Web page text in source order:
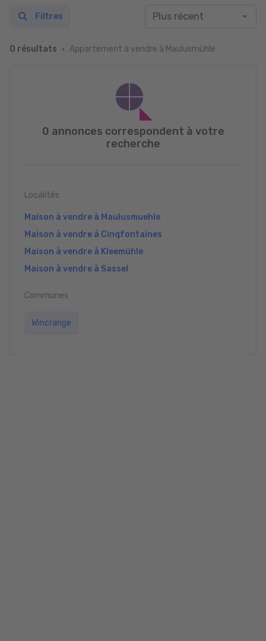
0 résultats Appartement à vendre à Maulusmühle
Filtres
0 annonces correspondent à votre
recherche
Localités
Maison à vendre à Maulusmuehle
Maison à vendre à Cinqfontaines
Maison à vendre à Kleemühle
Maison à vendre à Sassel
Communes
Wincrange